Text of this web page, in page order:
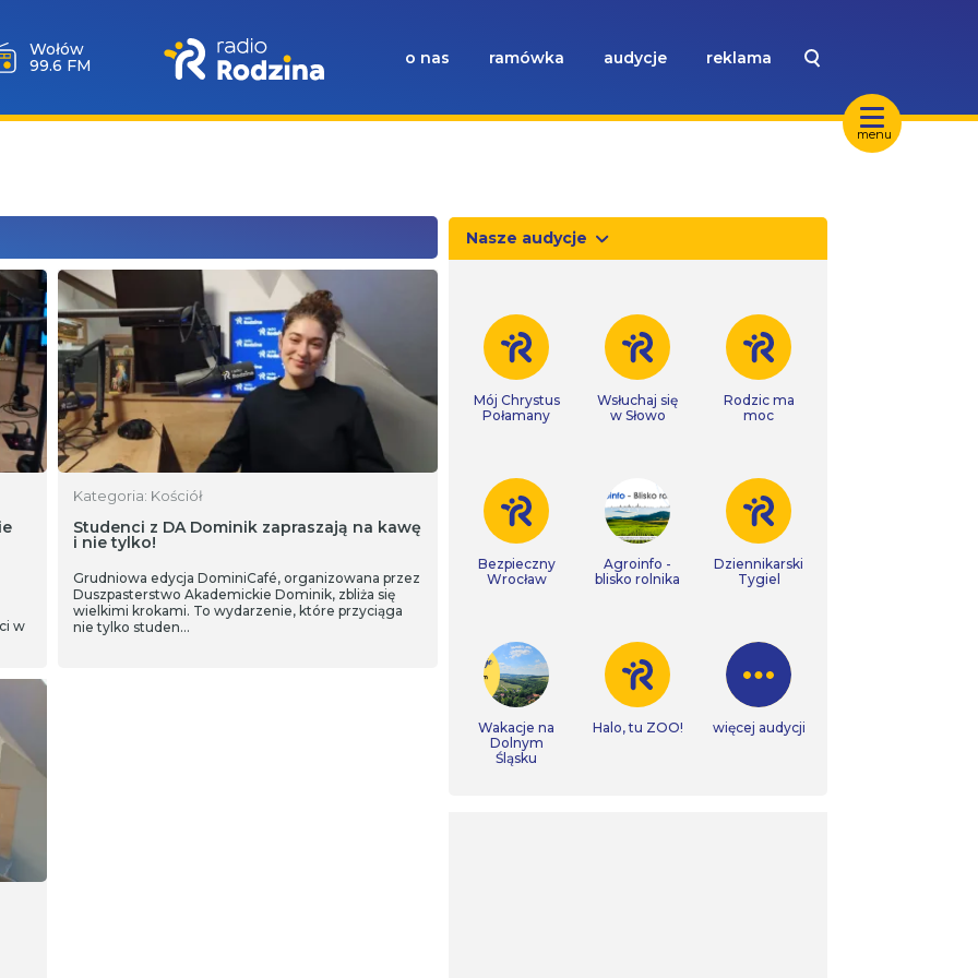
menu
Wołów
99.6 FM
o nas ramówka audycje reklama
w
Kategoria: Kościół
Studenci z DA Dominik zapraszają na kawę
i nie tylko!
Grudniowa edycja DominiCafé, organizowana przez
Duszpasterstwo Akademickie Dominik, zbliża się
wielkimi krokami. To wydarzenie, które przyciąga
nie tylko studen…
Nasze audycje
Mój Chrystus
Połamany
Wsłuchaj się
w Słowo
Rodzic ma
moc
Bezpieczny
Wrocław
Agroinfo -
blisko rolnika
Dziennikarski
Tygiel
Wakacje na
Dolnym
Śląsku
Halo, tu ZOO! więcej audycji